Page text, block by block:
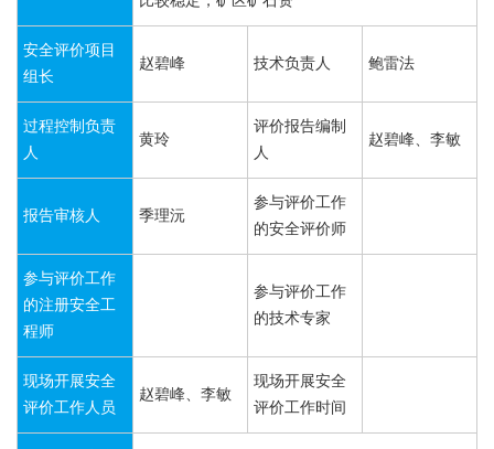
安全评价项目
组长
赵碧峰 技术负责人 鲍雷法
过程控制负责
人
黄玲
评价报告编制
人
赵碧峰、李敏
报告审核人 季理沅
参与评价工作
的安全评价师
参与评价工作
的注册安全工
程师
参与评价工作
的技术专家
现场开展安全
评价工作人员
赵碧峰、李敏
现场开展安全
评价工作时间